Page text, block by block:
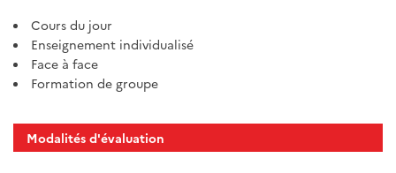
Cours du jour
Enseignement individualisé
Face à face
Formation de groupe
Modalités d'évaluation